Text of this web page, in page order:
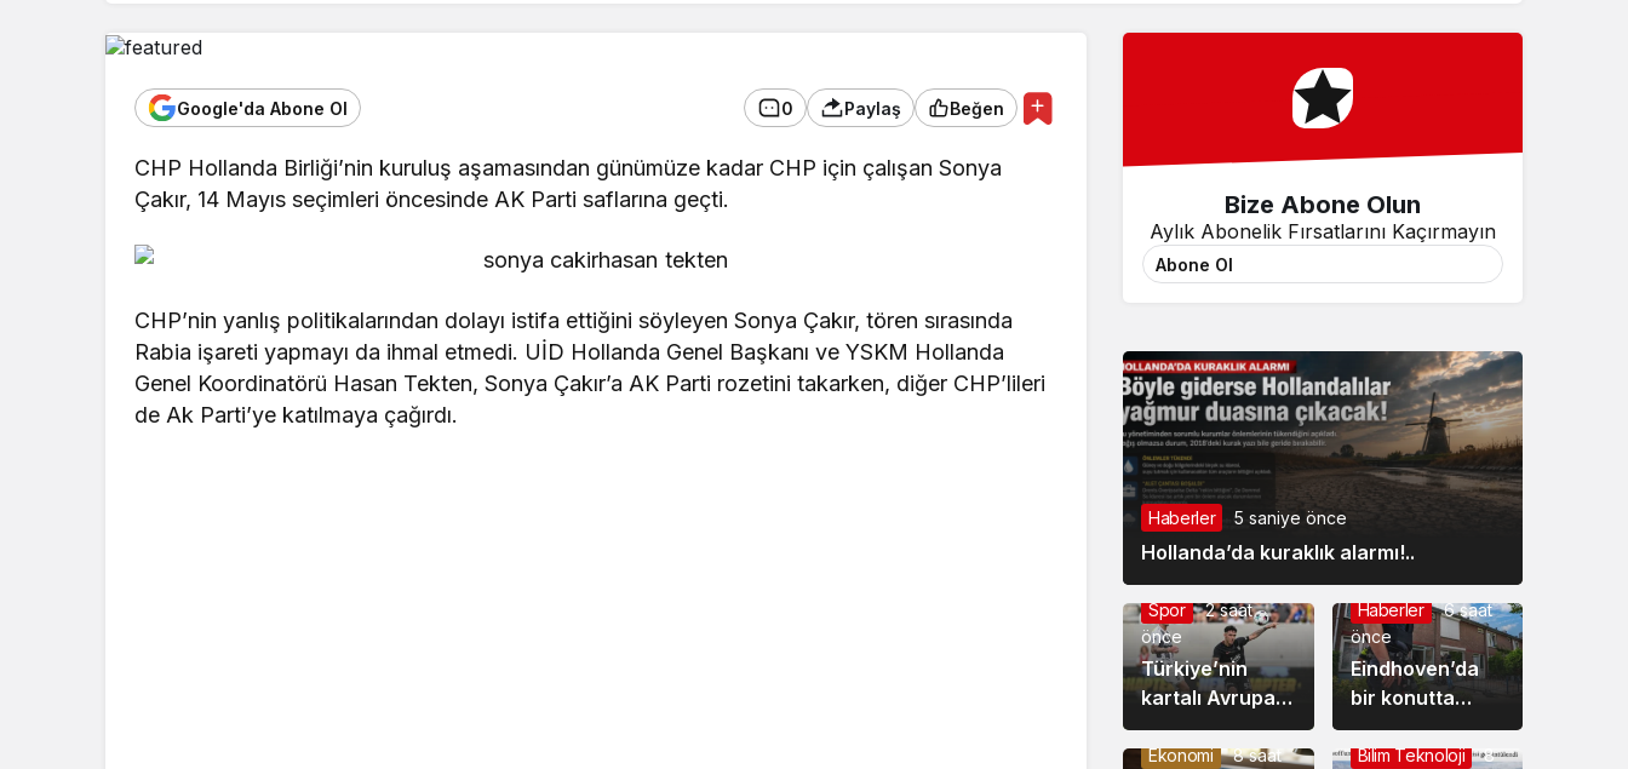
Sistem Modu
Google'da Abone Ol 0 Paylaş Beğen
CHP Hollanda Birliği’nin kuruluş aşamasından günümüze kadar CHP için çalışan Sonya
Çakır, 14 Mayıs seçimleri öncesinde AK Parti saflarına geçti.
CHP’nin yanlış politikalarından dolayı istifa ettiğini söyleyen Sonya Çakır, tören sırasında
Rabia işareti yapmayı da ihmal etmedi. UİD Hollanda Genel Başkanı ve YSKM Hollanda
Genel Koordinatörü Hasan Tekten, Sonya Çakır’a AK Parti rozetini takarken, diğer CHP’lileri
de Ak Parti’ye katılmaya çağırdı.
Bize Abone Olun
Aylık Abonelik Fırsatlarını Kaçırmayın
Abone Ol
Haberler 5 saniye önce
Hollanda’da kuraklık alarmı!..
Spor
2 saat
önce
Türkiye’nin
kartalı Avrupa
Ligi’nde
Samet’le uçtu:
Haberler
6 saat
önce
Eindhoven’da
bir konutta
yapılan
aramada silaha
Ekonomi
8 saat
Bilim Teknoloji
8